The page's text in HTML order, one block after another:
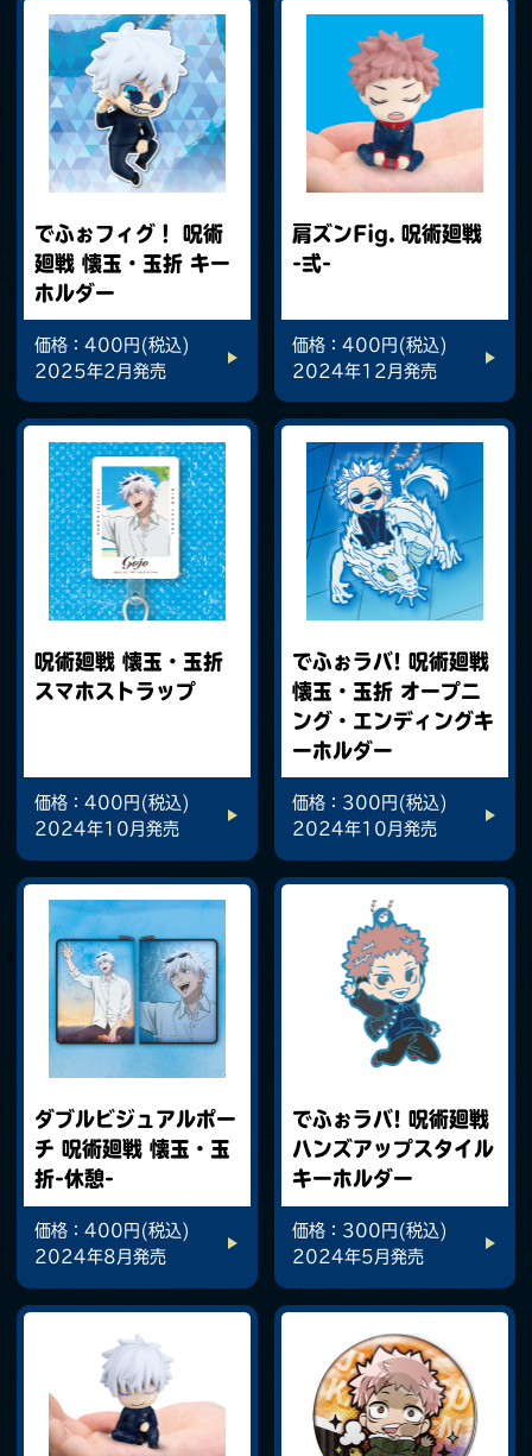
でふぉフィグ！ 呪術
廻戦 懐玉・玉折 キー
ホルダー
価格：400円(税込)
2025年2月発売
肩ズンFig. 呪術廻戦
-弍-
価格：400円(税込)
2024年12月発売
呪術廻戦 懐玉・玉折
スマホストラップ
価格：400円(税込)
2024年10月発売
でふぉラバ! 呪術廻戦
懐玉・玉折 オープニ
ング・エンディングキ
ーホルダー
価格：300円(税込)
2024年10月発売
ダブルビジュアルポー
チ 呪術廻戦 懐玉・玉
折-休憩-
価格：400円(税込)
2024年8月発売
でふぉラバ! 呪術廻戦
ハンズアップスタイル
キーホルダー
価格：300円(税込)
2024年5月発売